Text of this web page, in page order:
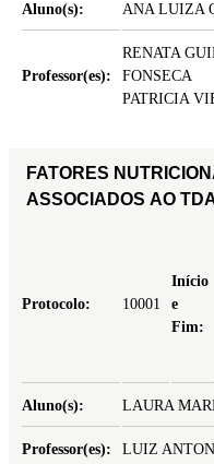
Aluno(s): ANA LUIZA
Professor(es):
RENATA
FONSECA
PATRICIA
FATORES
ASSOCIADOS AO
Protocolo: 10001
Início
e
Fim:
Aluno(s): LAURA
Professor(es): LUIZ